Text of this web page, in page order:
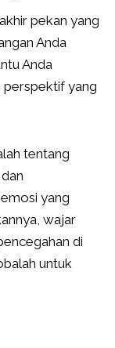
pekan yang
Anda
Anda
perspektif yang
tentang
yang
wajar
di
untuk